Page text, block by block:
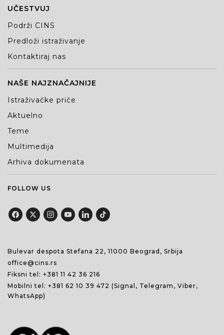
UČESTVUJ
Podrži CINS
Predloži istraživanje
Kontaktiraj nas
NAŠE NAJZNAČAJNIJE
Istraživačke priče
Aktuelno
Teme
Multimedija
Arhiva dokumenata
FOLLOW US
Bulevar despota Stefana 22, 11000 Beograd, Srbija
office@cins.rs
Fiksni tel: +381 11 42 36 216
Mobilni tel: +381 62 10 39 472 (Signal, Telegram, Viber,
WhatsApp)